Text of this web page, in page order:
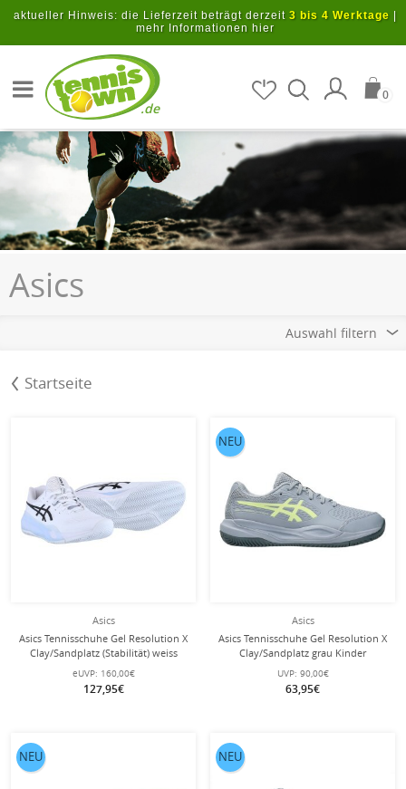
Zum Hauptinhalt springen
aktueller Hinweis: die Lieferzeit beträgt derzeit 3 bis 4 Werktage
mehr Informationen hier
.de
0
Asics
Auswahl filtern
Startseite
Asics
Asics Tennisschuhe Gel Resolution X
Clay/Sandplatz (Stabilität) weiss
eUVP: 160,00€
127,95€
Asics
Asics Tennisschuhe Gel Resolution X
Clay/Sandplatz grau Kinder
UVP: 90,00€
63,95€
NEU
NEU NEU